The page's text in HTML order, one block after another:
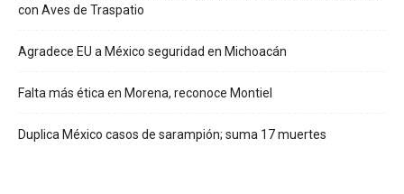
con Aves de Traspatio
Agradece EU a México seguridad en Michoacán
Falta más ética en Morena, reconoce Montiel
Duplica México casos de sarampión; suma 17 muertes